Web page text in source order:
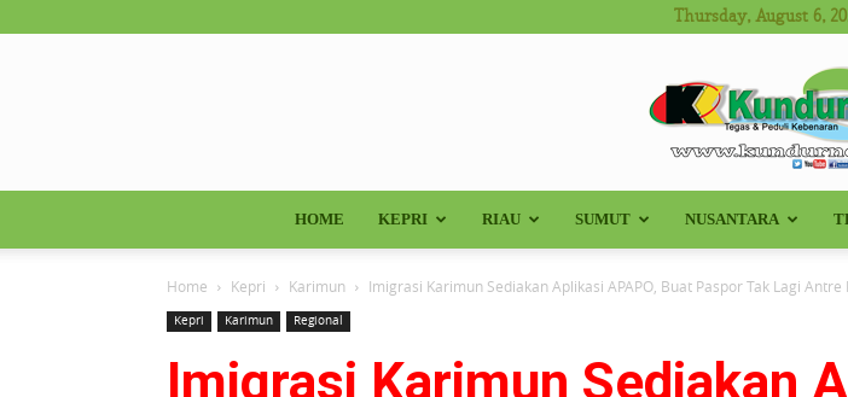
Thursday, August 6,
HOME KEPRI RIAU SUMUT NUSANTARA
Home Kepri Karimun Imigrasi Karimun Sediakan Aplikasi APAPO, Buat Paspor Tak Lagi Antre
Kepri Karimun Regional
Imigrasi Karimun Sediakan